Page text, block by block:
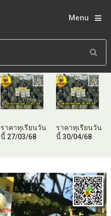
Menu
ราคาทุเรียนวัน
นี้ 27/03/68
ราคาทุเรียนวัน
นี้ 30/04/68